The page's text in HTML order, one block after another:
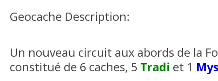
Geocache Description:
Un nouveau circuit aux abords de la
constitué de 6 caches, 5 Tradi et 1